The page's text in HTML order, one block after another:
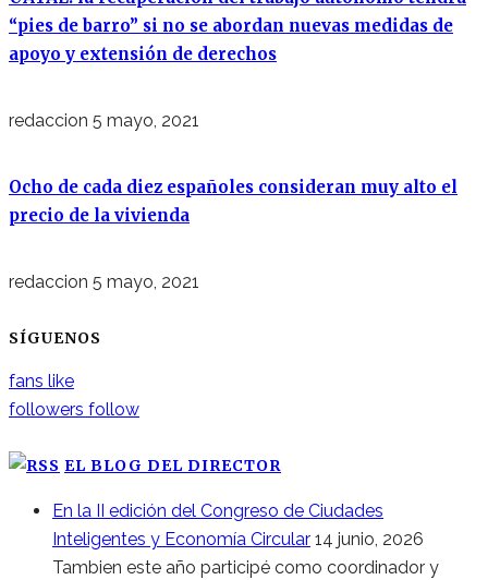
“pies de barro” si no se abordan nuevas medidas de
apoyo y extensión de derechos
redaccion 5 mayo, 2021
Ocho de cada diez españoles consideran muy alto el
precio de la vivienda
redaccion 5 mayo, 2021
SÍGUENOS
fans like
followers follow
EL BLOG DEL DIRECTOR
En la II edición del Congreso de Ciudades
Inteligentes y Economía Circular 14 junio, 2026
Tambien este año participé como coordinador y